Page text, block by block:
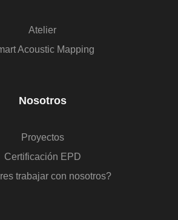
Atelier
Acoustic Mapping
Nosotros
Proyectos
Certificación EPD
trabajar con nosotros?